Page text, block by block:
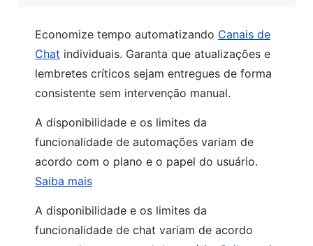
Economize tempo automatizando Canais de
Chat individuais. Garanta que atualizações e
lembretes críticos sejam entregues de forma
consistente sem intervenção manual.
A disponibilidade e os limites da
funcionalidade de automações variam de
acordo com o plano e o papel do usuário.
Saiba mais
A disponibilidade e os limites da
funcionalidade de chat variam de acordo